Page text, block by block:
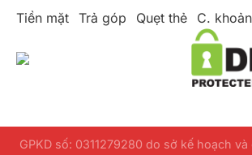
Tiền mặt Trả góp Quẹt thẻ C. khoản
GPKD số: 0311279280 do sở kế hoạch